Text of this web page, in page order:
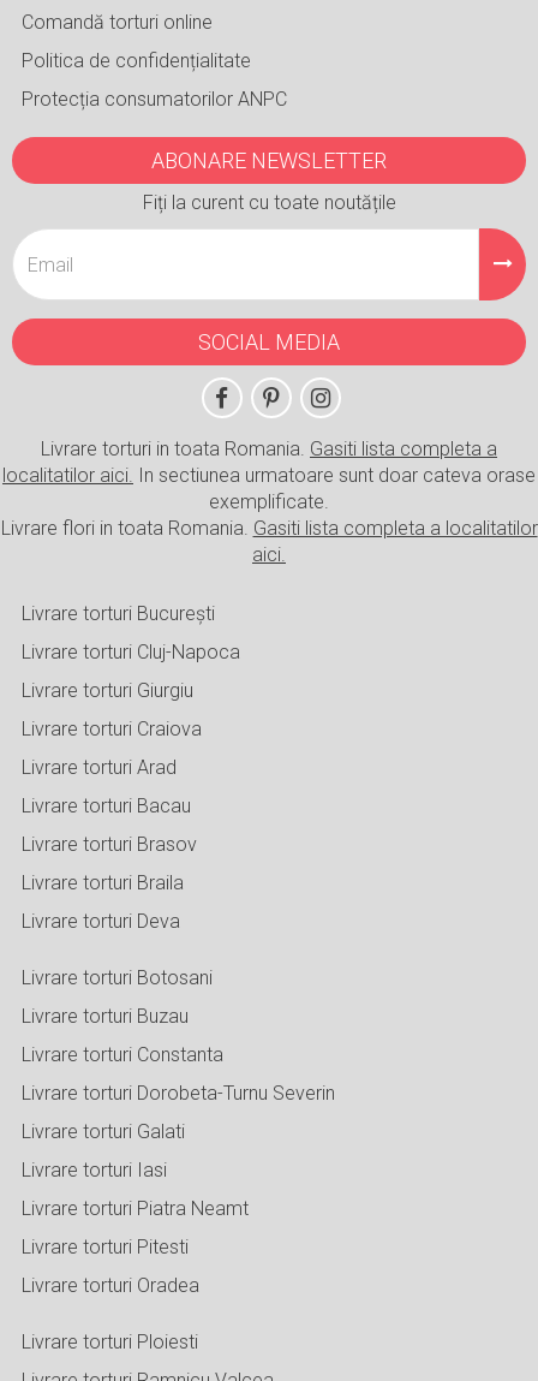
Comandă torturi online
Politica de confidențialitate
Protecția consumatorilor ANPC
ABONARE NEWSLETTER
Fiți la curent cu toate noutățile
SOCIAL MEDIA
Livrare torturi in toata Romania. Gasiti lista completa a
localitatilor aici. In sectiunea urmatoare sunt doar cateva orase
exemplificate.
Livrare flori in toata Romania. Gasiti lista completa a localitatilor
aici.
Livrare torturi București
Livrare torturi Cluj-Napoca
Livrare torturi Giurgiu
Livrare torturi Craiova
Livrare torturi Arad
Livrare torturi Bacau
Livrare torturi Brasov
Livrare torturi Braila
Livrare torturi Deva
Livrare torturi Botosani
Livrare torturi Buzau
Livrare torturi Constanta
Livrare torturi Dorobeta-Turnu Severin
Livrare torturi Galati
Livrare torturi Iasi
Livrare torturi Piatra Neamt
Livrare torturi Pitesti
Livrare torturi Oradea
Livrare torturi Ploiesti